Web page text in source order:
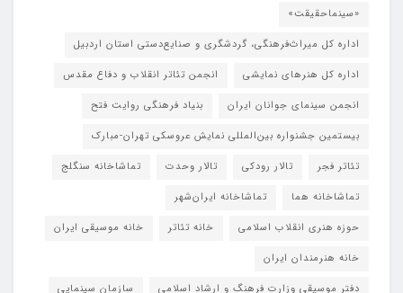
«سینماحقیقت»
اداره کل میراث‌فرهنگی، گردشگری و صنایع‌دستی استان اردبیل
اداره کل هنرهای نمایشی
انجمن تئاتر انقلاب و دفاع مقدس
انجمن سینمای جوانان ایران
بنیاد فرهنگی روایت فتح
بیستمین جشنواره بین‌المللی نمایش عروسکی تهران-مبارک
تئاتر فجر
تالار رودکی تالار وحدت
تماشاخانه سنگلج
تماشاخانه هما
تماشاخانه‌ ایران‌شهر
حوزه هنری انقلاب اسلامی
خانه تئاتر
خانه موسیقی ایران
خانه هنرمندان ایران
دفتر موسیقی وزارت فرهنگ و ارشاد اسلامی
سازمان سینمایی